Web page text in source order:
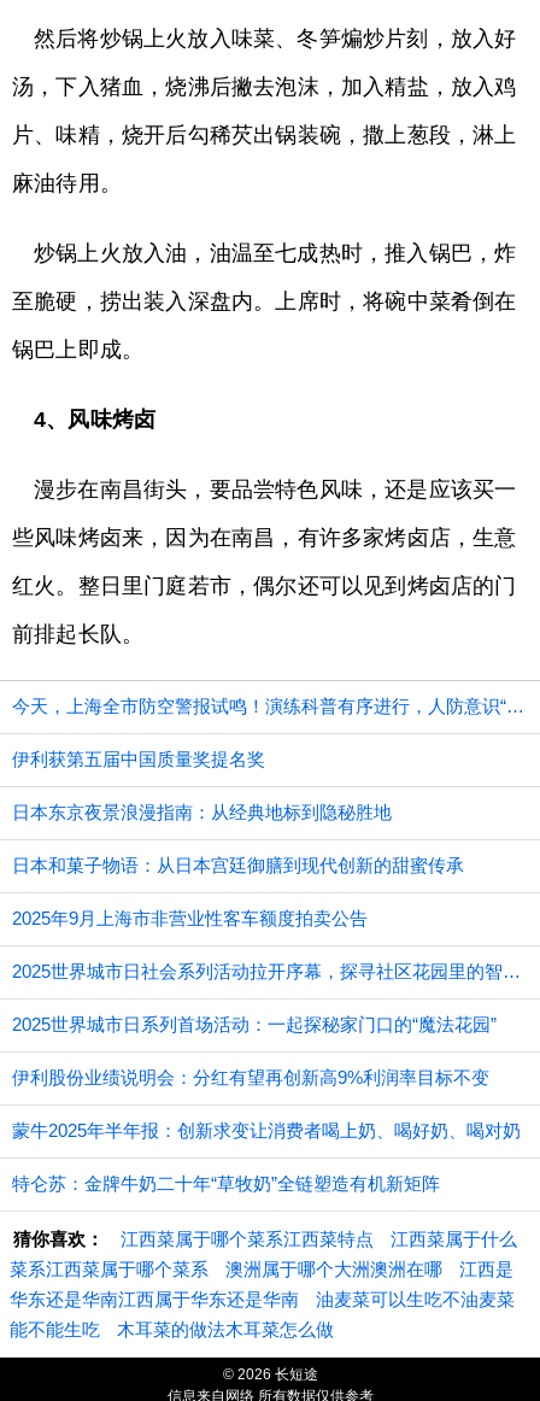
然后将炒锅上火放入味菜、冬笋煸炒片刻，放入好
汤，下入猪血，烧沸后撇去泡沫，加入精盐，放入鸡
片、味精，烧开后勾稀芡出锅装碗，撒上葱段，淋上
麻油待用。
炒锅上火放入油，油温至七成热时，推入锅巴，炸
至脆硬，捞出装入深盘内。上席时，将碗中菜肴倒在
锅巴上即成。
4、风味烤卤
漫步在南昌街头，要品尝特色风味，还是应该买一
些风味烤卤来，因为在南昌，有许多家烤卤店，生意
红火。整日里门庭若市，偶尔还可以见到烤卤店的门
前排起长队。
今天，上海全市防空警报试鸣！演练科普有序进行，人防意识“声入人心”
伊利获第五届中国质量奖提名奖
日本东京夜景浪漫指南：从经典地标到隐秘胜地
日本和菓子物语：从日本宫廷御膳到现代创新的甜蜜传承
2025年9月上海市非营业性客车额度拍卖公告
2025世界城市日社会系列活动拉开序幕，探寻社区花园里的智慧应用
2025世界城市日系列首场活动：一起探秘家门口的“魔法花园”
伊利股份业绩说明会：分红有望再创新高9%利润率目标不变
蒙牛2025年半年报：创新求变让消费者喝上奶、喝好奶、喝对奶
特仑苏：金牌牛奶二十年“草牧奶”全链塑造有机新矩阵
猜你喜欢： 江西菜属于哪个菜系江西菜特点
江西菜属于什么
菜系江西菜属于哪个菜系
澳洲属于哪个大洲澳洲在哪
江西是
华东还是华南江西属于华东还是华南
油麦菜可以生吃不油麦菜
能不能生吃
木耳菜的做法木耳菜怎么做
© 2026 长短途
信息来自网络 所有数据仅供参考